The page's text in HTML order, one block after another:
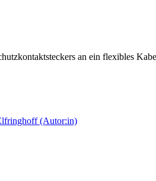
an ein flexibles
(Autor:in)